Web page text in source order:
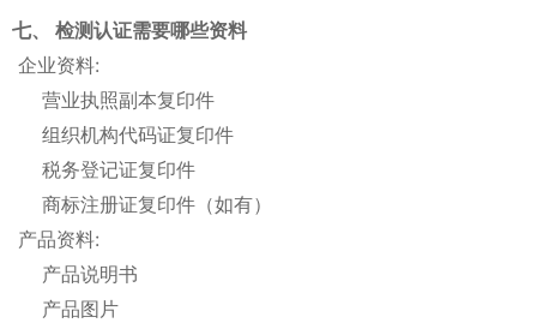
七、 检测认证需要哪些资料
企业资料:
营业执照副本复印件
组织机构代码证复印件
税务登记证复印件
商标注册证复印件（如有）
产品资料:
产品说明书
产品图片